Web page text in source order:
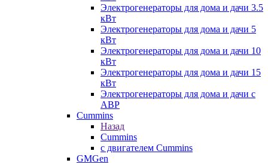
Электрогенераторы для дома и дачи 3.5
кВт
Электрогенераторы для дома и дачи 5
кВт
Электрогенераторы для дома и дачи 10
кВт
Электрогенераторы для дома и дачи 15
кВт
Электрогенераторы для дома и дачи с
АВР
Cummins
Назад
Cummins
с двигателем Cummins
GMGen